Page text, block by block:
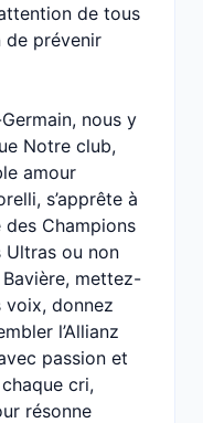
de tous
de prévenir
nous y
Notre club,
amour
s’apprête à
Champions
Ultras ou non
mettez-
donnez
l’Allianz
passion et
cri,
résonne